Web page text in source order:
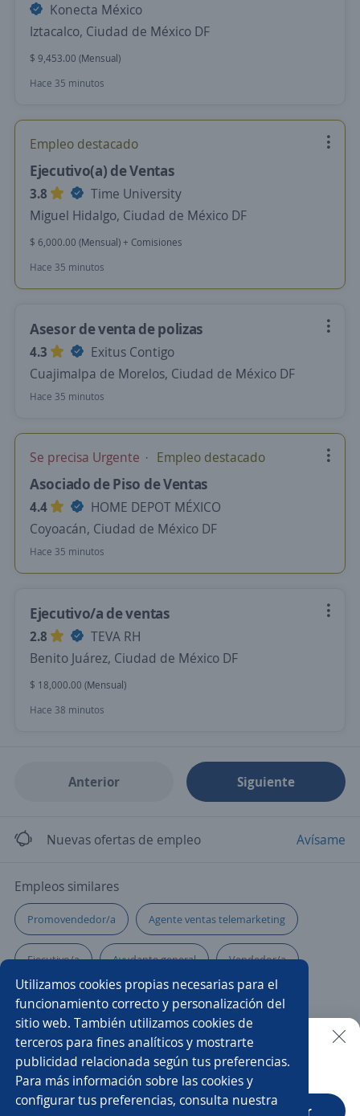
Utilizamos cookies propias necesarias para el
funcionamiento correcto y personalización del
sitio web. También utilizamos cookies de
terceros para fines analíticos y mostrarte
publicidad relacionada según tus preferencias.
Para más información sobre las cookies y
configurar tus preferencias, consulta nuestra
Konecta México
Iztacalco, Ciudad de México DF
$ 9,453.00 (Mensual)
Hace 35 minutos
Empleo destacado
Ejecutivo(a) de Ventas
3.8
Time University
Miguel Hidalgo, Ciudad de México DF
$ 6,000.00 (Mensual) + Comisiones
Hace 35 minutos
Asesor de venta de polizas
4.3
Exitus Contigo
Cuajimalpa de Morelos, Ciudad de México DF
Hace 35 minutos
Se precisa Urgente Empleo destacado
Asociado de Piso de Ventas
4.4
HOME DEPOT MÉXICO
Coyoacán, Ciudad de México DF
Hace 35 minutos
Ejecutivo/a de ventas
2.8
TEVA RH
Benito Juárez, Ciudad de México DF
$ 18,000.00 (Mensual)
Hace 38 minutos
Anterior Siguiente
Nuevas ofertas de empleo Avísame
Empleos similares
Promovendedor/a Agente ventas telemarketing
Ejecutivo/a Ayudante general Vendedor/a
Atención a clientes Asistente de ventas
Supervisor/a Auxiliar administrativo/a
Encargado de tienda Chófer ventas
Buscar es más fácil en la app
CT App Abrir